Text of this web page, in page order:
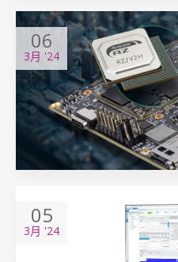
06
3月 '24
05
3月 '24